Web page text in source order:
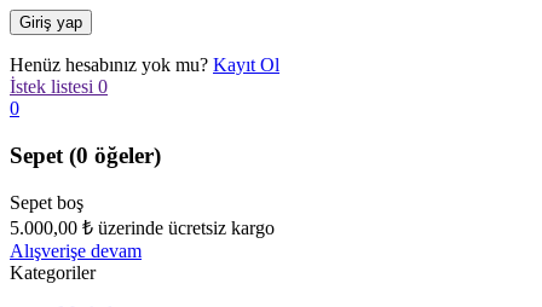
Henüz hesabınız yok mu? Kayıt Ol
İstek listesi 0
0
Sepet (0 öğeler)
Sepet boş
5.000,00 ₺ üzerinde ücretsiz kargo
Alışverişe devam
Kategoriler